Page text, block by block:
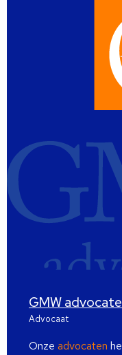
GMW
Advocaat
Onze advocaten